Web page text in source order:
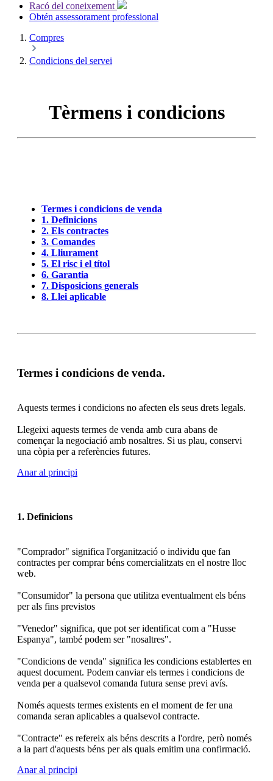
Racó del coneixement
Obtén assessorament professional
Compres
Condicions del servei
Tèrmens i condicions
Termes i condicions de venda
1. Definicions
2. Els contractes
3. Comandes
4. Lliurament
5. El risc i el títol
6. Garantia
7. Disposicions generals
8. Llei aplicable
Termes i condicions de venda.
Aquests termes i condicions no afecten els seus drets legals.
Llegeixi aquests termes de venda amb cura abans de
començar la negociació amb nosaltres. Si us plau, conservi
una còpia per a referències futures.
Anar al principi
1. Definicions
"Comprador" significa l'organització o individu que fan
contractes per comprar béns comercialitzats en el nostre lloc
web.
"Consumidor" la persona que utilitza eventualment els béns
per als fins previstos
"Venedor" significa, que pot ser identificat com a "Husse
Espanya", també podem ser "nosaltres".
"Condicions de venda" significa les condicions establertes en
aquest document. Podem canviar els termes i condicions de
venda per a qualsevol comanda futura sense previ avís.
Només aquests termes existents en el moment de fer una
comanda seran aplicables a qualsevol contracte.
"Contracte" es refereix als béns descrits a l'ordre, però només
a la part d'aquests béns per als quals emitim una confirmació.
Anar al principi